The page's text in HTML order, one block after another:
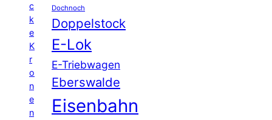
c
k
e
K
r
o
n
e
n
Dochnoch
Doppelstock
E-Lok
E-Triebwagen
Eberswalde
Eisenbahn